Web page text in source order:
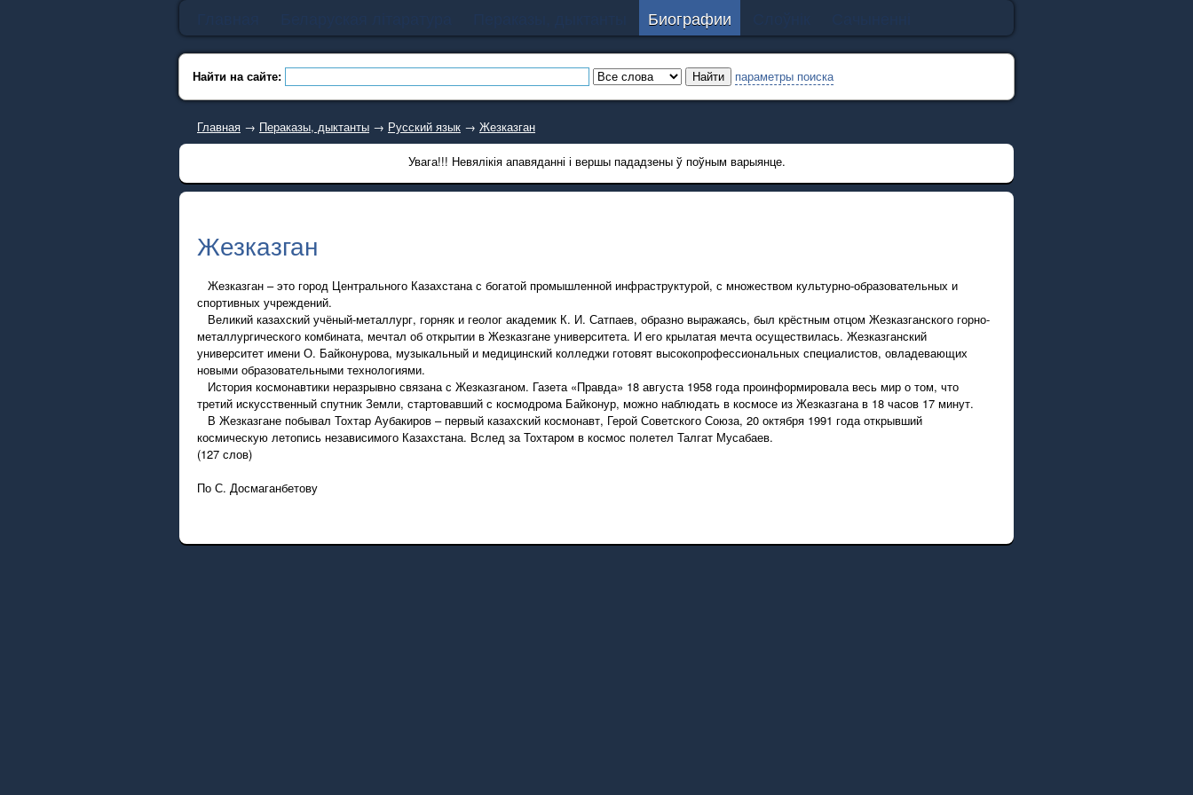
Биографии
Найти на сайте: параметры поиска
Главная → Пераказы, дыктанты → Русский язык → Жезказган
Увага!!! Невялікія апавяданні і вершы пададзены ў поўным варыянце.
Жезказган
Жезказган – это город Центрального Казахстана с богатой промышленной инфраструктурой, с множеством культурно-образовательных и
спортивных учреждений.
Великий казахский учёный-металлург, горняк и геолог академик К. И. Сатпаев, образно выражаясь, был крёстным отцом Жезказганского горно-
металлургического комбината, мечтал об открытии в Жезказгане университета. И его крылатая мечта осуществилась. Жезказганский
университет имени О. Байконурова, музыкальный и медицинский колледжи готовят высокопрофессиональных специалистов, овладевающих
новыми образовательными технологиями.
История космонавтики неразрывно связана с Жезказганом. Газета «Правда» 18 августа 1958 года проинформировала весь мир о том, что
третий искусственный спутник Земли, стартовавший с космодрома Байконур, можно наблюдать в космосе из Жезказгана в 18 часов 17 минут.
В Жезказгане побывал Тохтар Аубакиров – первый казахский космонавт, Герой Советского Союза, 20 октября 1991 года открывший
космическую летопись независимого Казахстана. Вслед за Тохтаром в космос полетел Талгат Мусабаев.
(127 слов)
По С. Досмаганбетову